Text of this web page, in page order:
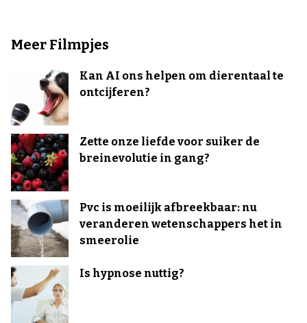
Meer Filmpjes
Kan AI ons helpen om dierentaal te
ontcijferen?
Zette onze liefde voor suiker de
breinevolutie in gang?
Pvc is moeilijk afbreekbaar: nu
veranderen wetenschappers het in
smeerolie
Is hypnose nuttig?